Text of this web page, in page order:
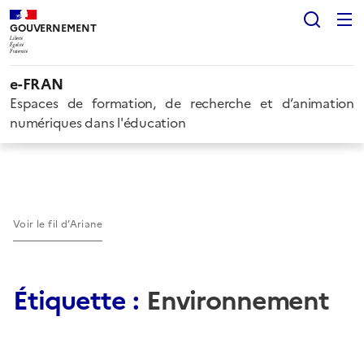
GOUVERNEMENT
Liberté
Égalité
Fraternité
e-FRAN
Espaces de formation, de recherche et d’animation
numériques dans l'éducation
Voir le fil d’Ariane
Étiquette : Environnement